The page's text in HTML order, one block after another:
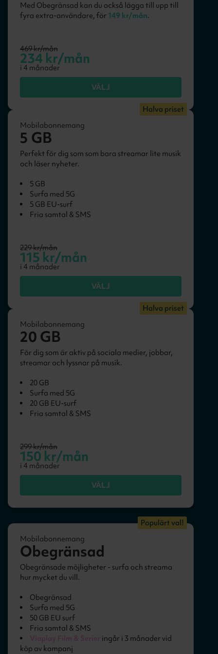
Med Obegränsad kan du också lägga till upp till
fyra extra-användare, för 149 kr/mån.
469kr/mån
234 kr/mån
i 4 månader
VÄLJ
Halva priset
Mobilabonnemang
5 GB
Perfekt för dig som som bara streamar lite musik
och läser nyheter.
5 GB
Surfa med 5G
5 GB EU-surf
Fria samtal & SMS
229kr/mån
115kr/mån
i 4 månader
VÄLJ
Halva priset
Mobilabonnemang
20 GB
För dig som är aktiv på sociala medier, jobbar,
streamar och lyssnar på musik.
20 GB
Surfa med 5G
20 GB EU-surf
Fria samtal & SMS
299kr/mån
150 kr/mån
i 4 månader
VÄLJ
Populärt val!
Mobilabonnemang
Obegränsad
Obegränsade möjligheter - surfa och streama
hur mycket du vill.
Obegränsad
Surfa med 5G
50 GB EU surf
Fria samtal & SMS
ingår i 3 månader vid
köp av kampanj